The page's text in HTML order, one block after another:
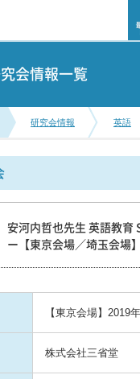
会情報一覧
研究会情報 英語
安河内哲也先生 英語教育
ー【東京会場／埼玉会場】
【東京会場】2019
株式会社三省堂